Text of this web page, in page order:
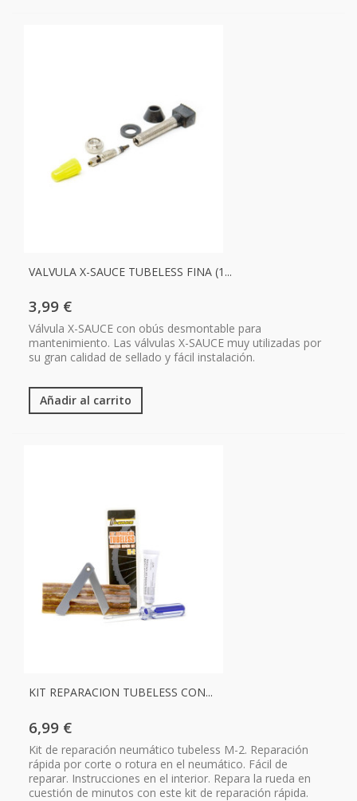
VALVULA X-SAUCE TUBELESS FINA (1...
3,99 €
Válvula X-SAUCE con obús desmontable para
mantenimiento. Las válvulas X-SAUCE muy utilizadas por
su gran calidad de sellado y fácil instalación.
Añadir al carrito
KIT REPARACION TUBELESS CON...
6,99 €
Kit de reparación neumático tubeless M-2. Reparación
rápida por corte o rotura en el neumático. Fácil de
reparar. Instrucciones en el interior. Repara la rueda en
cuestión de minutos con este kit de reparación rápida.